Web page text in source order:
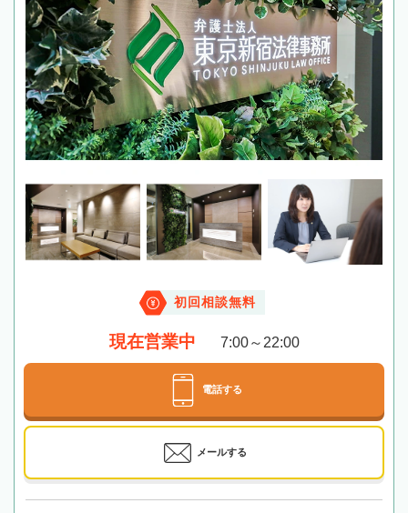
初回相談無料
現在営業中 7:00～22:00
電話する
メールする